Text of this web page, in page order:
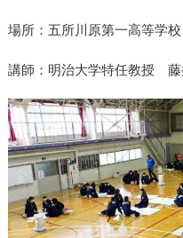
場所：五所川原第一高等学
講師：明治大学特任教授